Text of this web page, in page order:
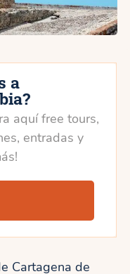
a
aquí free tours,
entradas y
Cartagena de